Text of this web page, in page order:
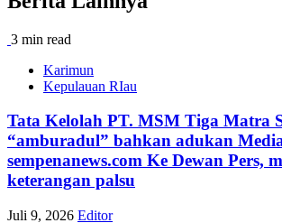
3 min read
Karimun
Kepulauan RIau
Tata Kelolah PT. MSM Tiga Matra
“amburadul” bahkan adukan
sempenanews.com Ke Dewan Pers,
keterangan palsu
Juli 9, 2026 Editor